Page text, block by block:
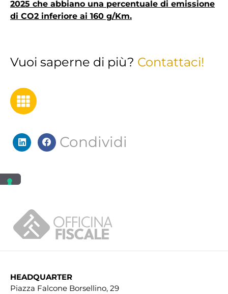
2025 che abbiano una percentuale di emissione
di CO2 inferiore ai 160 g/Km.
Vuoi saperne di più? Contattaci!
Condividi
HEADQUARTER
Piazza Falcone Borsellino, 29